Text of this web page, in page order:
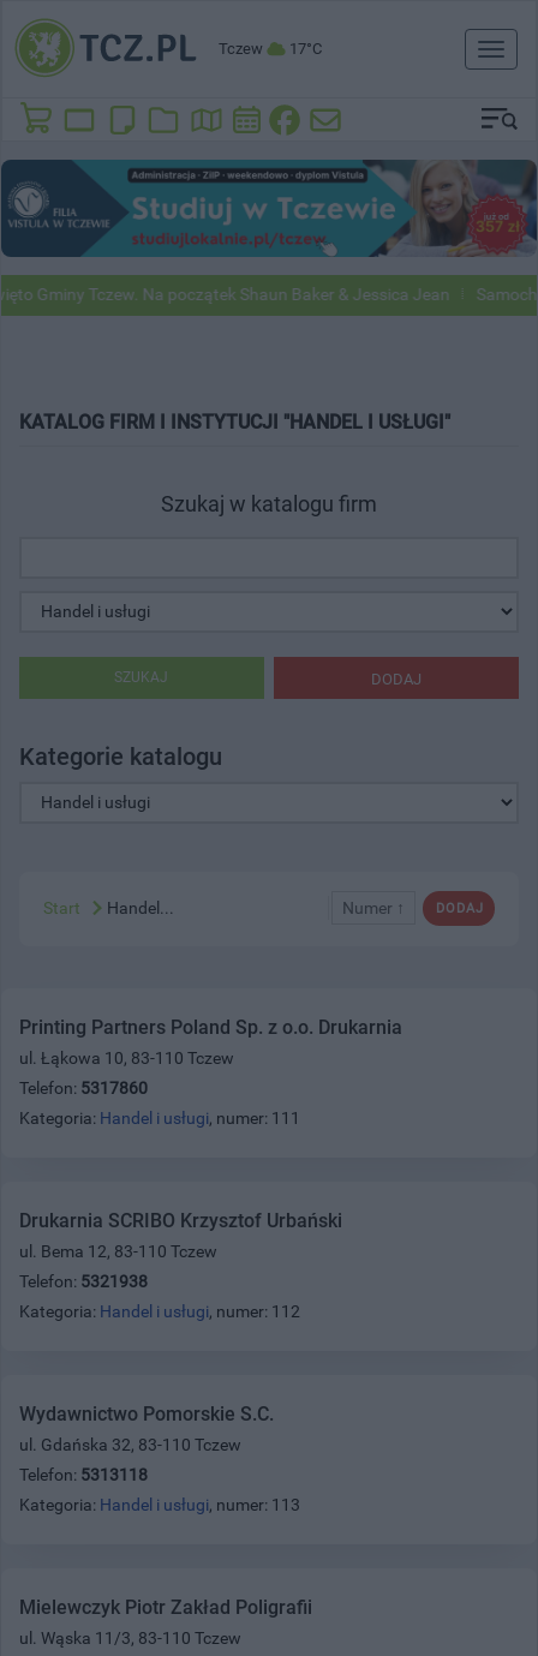
Tczew 17°C
Toggle
Gminy Tczew. Na początek Shaun Baker & Jessica Jean
KATALOG FIRM I INSTYTUCJI "HANDEL I USŁUGI"
Szukaj w katalogu firm
DODAJ
SZUKAJ
Kategorie katalogu
DODAJ
Numer ↑
Start Handel...
Printing Partners Poland Sp. z o.o. Drukarnia
ul. Łąkowa 10, 83-110 Tczew
Telefon: 5317860
Kategoria: Handel i usługi, numer: 111
Drukarnia SCRIBO Krzysztof Urbański
ul. Bema 12, 83-110 Tczew
Telefon: 5321938
Kategoria: Handel i usługi, numer: 112
Wydawnictwo Pomorskie S.C.
ul. Gdańska 32, 83-110 Tczew
Telefon: 5313118
Kategoria: Handel i usługi, numer: 113
Mielewczyk Piotr Zakład Poligrafii
ul. Wąska 11/3, 83-110 Tczew